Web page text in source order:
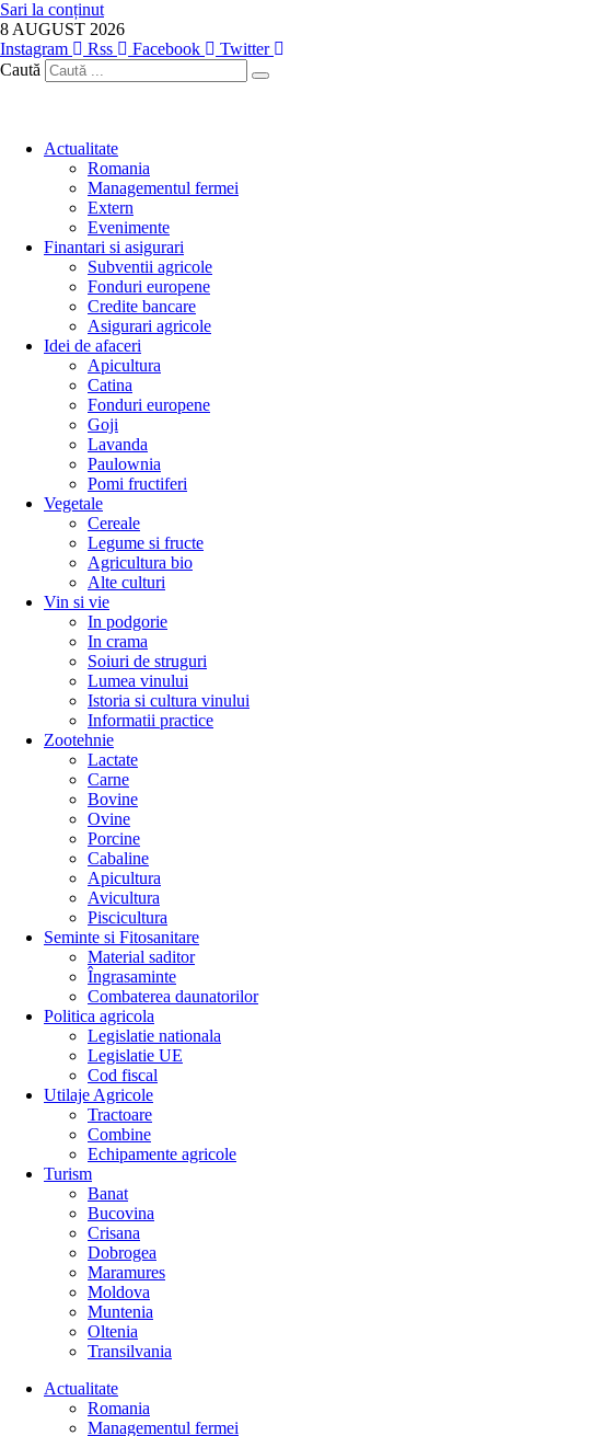
Sari la conținut
8 AUGUST 2026
Instagram
Rss Facebook
Twitter
Caută
Actualitate
Romania
Managementul fermei
Extern
Evenimente
Finantari si asigurari
Subventii agricole
Fonduri europene
Credite bancare
Asigurari agricole
Idei de afaceri
Apicultura
Catina
Fonduri europene
Goji
Lavanda
Paulownia
Pomi fructiferi
Vegetale
Cereale
Legume si fructe
Agricultura bio
Alte culturi
Vin si vie
In podgorie
In crama
Soiuri de struguri
Lumea vinului
Istoria si cultura vinului
Informatii practice
Zootehnie
Lactate
Carne
Bovine
Ovine
Porcine
Cabaline
Apicultura
Avicultura
Piscicultura
Seminte si Fitosanitare
Material saditor
Îngrasaminte
Combaterea daunatorilor
Politica agricola
Legislatie nationala
Legislatie UE
Cod fiscal
Utilaje Agricole
Tractoare
Combine
Echipamente agricole
Turism
Banat
Bucovina
Crisana
Dobrogea
Maramures
Moldova
Muntenia
Oltenia
Transilvania
Actualitate
Romania
Managementul fermei